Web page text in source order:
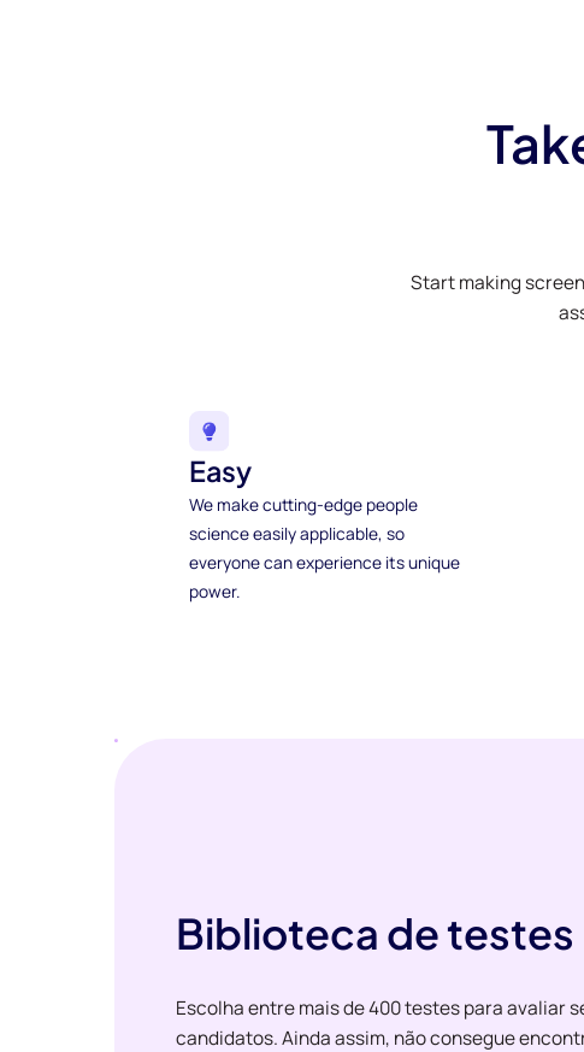
Start making
Easy
We make cutting-edge people
science easily applicable, so
everyone can experience its unique
power.
Biblioteca de testes
Escolha entre mais de 400 testes para avaliar
candidatos. Ainda assim, não consegue